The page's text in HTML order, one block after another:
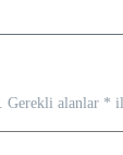
Gerekli alanlar *